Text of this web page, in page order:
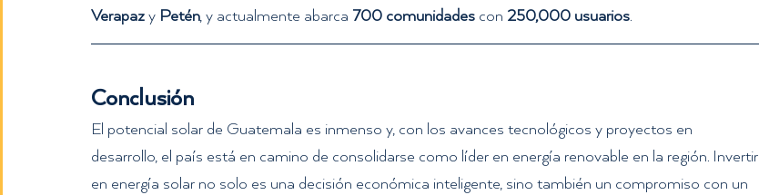
Verapaz y Petén, y actualmente abarca 700 comunidades con 250,000 usuarios.
Conclusión
El potencial solar de Guatemala es inmenso y, con los avances tecnológicos y proyectos en
desarrollo, el país está en camino de consolidarse como líder en energía renovable en la región. Invertir
en energía solar no solo es una decisión económica inteligente, sino también un compromiso con un